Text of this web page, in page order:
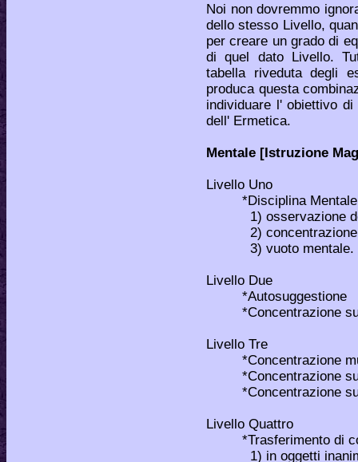
Noi non dovremmo
dello stesso Livello,
per creare un grado di
di quel dato Livello.
tabella riveduta degli
produca questa
individuare l' obiettivo
dell' Ermetica.
Mentale [Istruzione
Livello Uno
*Disciplina
1) osservazione
2) concentrazione
3) vuoto mentale.
Livello Due
*Autosuggestione
*Concentrazione sui
Livello Tre
*Concentrazione
*Concentrazione su
*Concentrazione su
Livello Quattro
*Trasferimento di
1) in oggetti